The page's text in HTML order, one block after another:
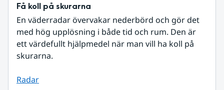
Få koll på skurarna
En väderradar övervakar nederbörd och gör det
med hög upplösning i både tid och rum. Den är
ett värdefullt hjälpmedel när man vill ha koll på
skurarna.
Radar